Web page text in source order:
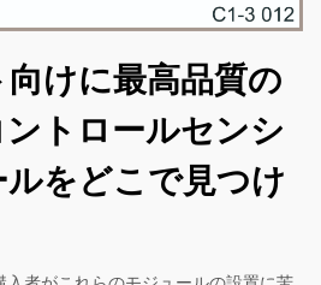
けに最高品質の
トロールセンシ
をどこで見つけ